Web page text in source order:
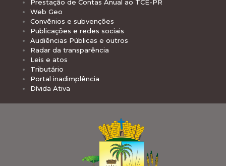
Prestação de Contas Anual ao TCE-PR
Web Geo
Convênios e subvenções
Publicações e redes sociais
Audiências Públicas e outros
Radar da transparência
Leis e atos
Tributário
Portal inadimplência
Dívida Ativa